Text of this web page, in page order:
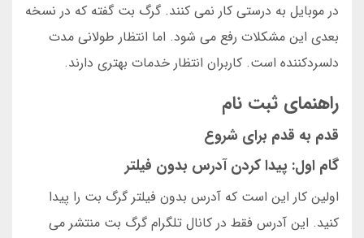
در موبایل به درستی کار نمی کنند. گرگ بت گفته که در نسخه
بعدی این مشکلات رفع می شود. اما انتظار طولانی مدت
دلسردکننده است. کاربران انتظار خدمات بهتری دارند.
راهنمای ثبت نام
قدم به قدم برای شروع
گام اول: پیدا کردن آدرس بدون فیلتر
اولین کار این است که آدرس بدون فیلتر گرگ بت را پیدا
کنید. این آدرس فقط در کانال تلگرام گرگ بت منتشر می